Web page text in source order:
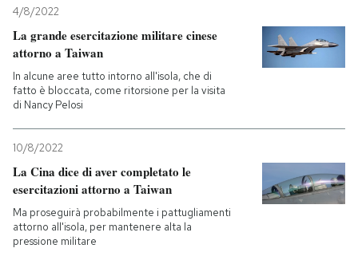
CALENDARIO
AREA PERSONALE
4/8/2022
La grande esercitazione militare cinese
attorno a Taiwan
In alcune aree tutto intorno all'isola, che di
fatto è bloccata, come ritorsione per la visita
di Nancy Pelosi
10/8/2022
La Cina dice di aver completato le
esercitazioni attorno a Taiwan
Ma proseguirà probabilmente i pattugliamenti
attorno all'isola, per mantenere alta la
pressione militare